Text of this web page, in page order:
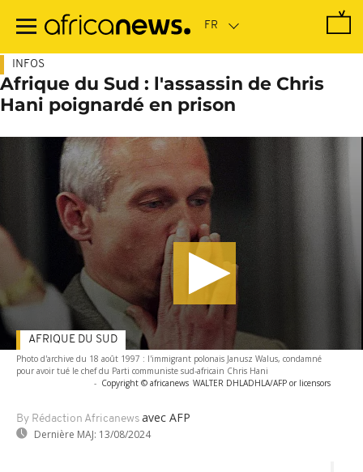
contenu
INFOS
Afrique du Sud : l'assassin de Chris
Hani poignardé en prison
Photo d'archive du 18 août 1997 : l'immigrant polonais Janusz Walus, condamné
pour avoir tué le chef du Parti communiste sud-africain Chris Hani
- Copyright © africanews WALTER DHLADHLA/AFP or licensors
By Rédaction Africanews avec AFP
Dernière MAJ: 13/08/2024
AFRIQUE DU SUD